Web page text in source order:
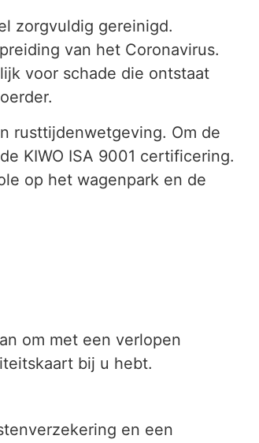
zorgvuldig gereinigd.
van het Coronavirus.
voor schade die ontstaat
rusttijdenwetgeving. Om de
KIWO ISA 9001 certificering.
op het wagenpark en de
om met een verlopen
bij u hebt.
en een